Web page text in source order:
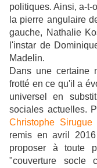
politiques. Ainsi, a-t-
la pierre angulaire
gauche, Nathalie
l'instar de
Madelin.
Dans une certaine
frotté en ce qu'il a
universel en
sociales actuelles.
Christophe Sirugue
remis en avril
proposer à toute
"couverture socle